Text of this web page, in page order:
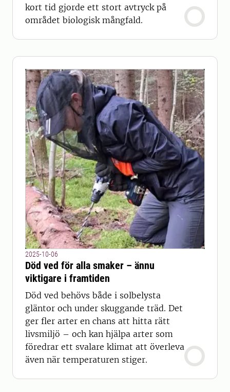
kort tid gjorde ett stort avtryck på
området biologisk mångfald.
2025-10-06
Död ved för alla smaker – ännu
viktigare i framtiden
Död ved behövs både i solbelysta
gläntor och under skuggande träd. Det
ger fler arter en chans att hitta rätt
livsmiljö – och kan hjälpa arter som
föredrar ett svalare klimat att överleva
även när temperaturen stiger.